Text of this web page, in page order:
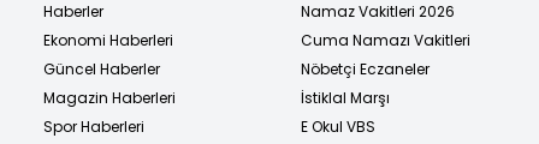
Haberler
Ekonomi Haberleri
Güncel Haberler
Magazin Haberleri
Spor Haberleri
Namaz Vakitleri 2026
Cuma Namazı Vakitleri
Nöbetçi Eczaneler
İstiklal Marşı
E Okul VBS